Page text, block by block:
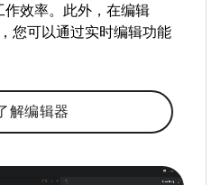
效率。此外，在编辑
您可以通过实时编辑功能
解编辑器